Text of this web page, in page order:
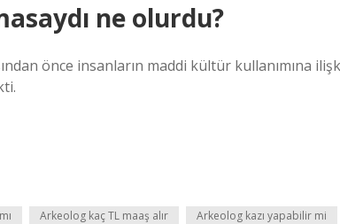
ne olurdu?
önce insanların maddi kültür kullanımına
Arkeolog kaç TL maaş alır Arkeolog kazı yapabilir mi